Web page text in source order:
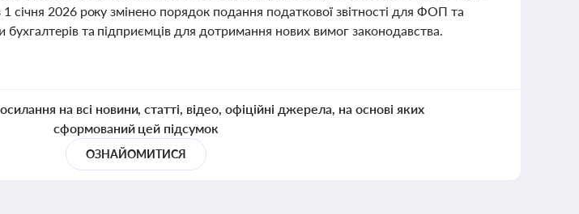
січня 2026 року змінено порядок подання податкової звітності для ФОП та
та підприємців для дотримання нових вимог законодавства.
на всі новини, статті, відео, офіційні джерела, на основі яких
сформований цей підсумок
ОЗНАЙОМИТИСЯ